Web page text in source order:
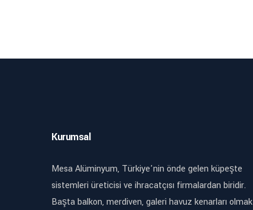
Kurumsal
Mesa Alüminyum, Türkiye'nin önde gelen küpeşte
sistemleri üreticisi ve ihracatçısı firmalardan biridir.
Başta balkon, merdiven, galeri havuz kenarları olmak